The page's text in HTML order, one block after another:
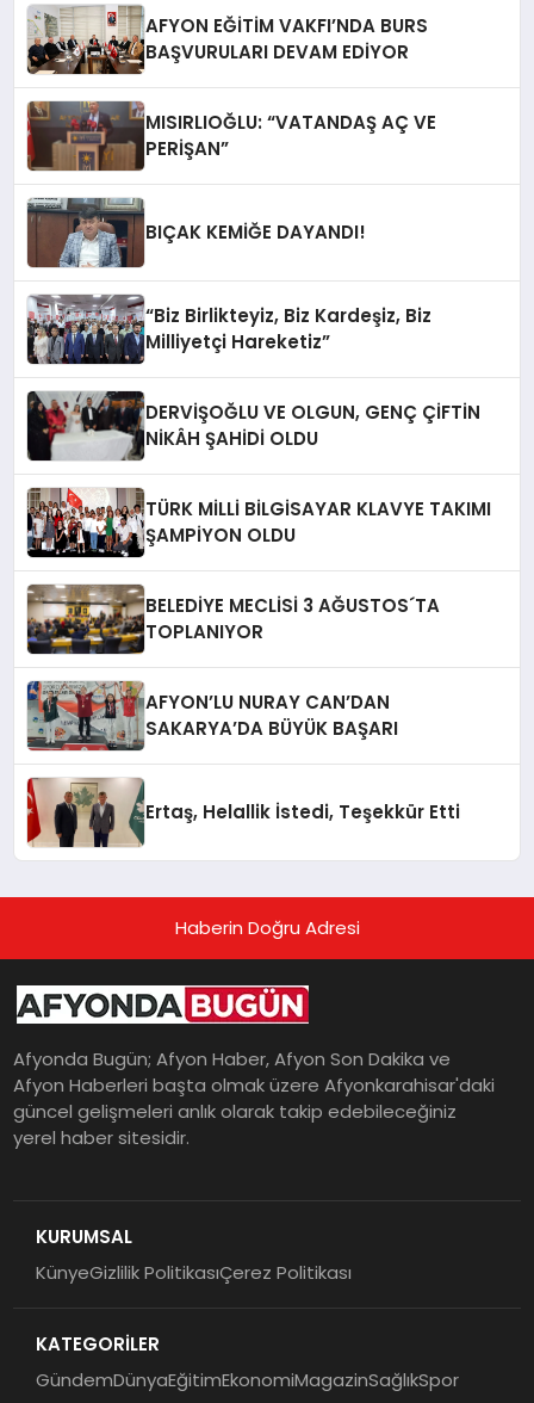
AFYON EĞİTİM VAKFI’NDA BURS
BAŞVURULARI DEVAM EDİYOR
MISIRLIOĞLU: “VATANDAŞ AÇ VE
PERİŞAN”
BIÇAK KEMİĞE DAYANDI!
“Biz Birlikteyiz, Biz Kardeşiz, Biz
Milliyetçi Hareketiz”
DERVİŞOĞLU VE OLGUN, GENÇ ÇİFTİN
NİKÂH ŞAHİDİ OLDU
TÜRK MİLLİ BİLGİSAYAR KLAVYE TAKIMI
ŞAMPİYON OLDU
BELEDİYE MECLİSİ 3 AĞUSTOS´TA
TOPLANIYOR
AFYON’LU NURAY CAN’DAN
SAKARYA’DA BÜYÜK BAŞARI
Ertaş, Helallik İstedi, Teşekkür Etti
Haberin Doğru Adresi
Afyonda Bugün; Afyon Haber, Afyon Son Dakika ve
Afyon Haberleri başta olmak üzere Afyonkarahisar'daki
güncel gelişmeleri anlık olarak takip edebileceğiniz
yerel haber sitesidir.
KURUMSAL
KünyeGizlilik PolitikasıÇerez Politikası
KATEGORİLER
GündemDünyaEğitimEkonomiMagazinSağlıkSpor